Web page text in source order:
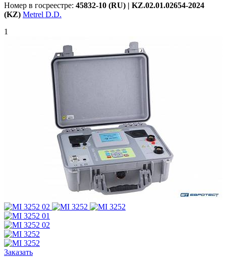
Номер в госреестре: 45832-10 (RU) | KZ.02.01.02654-2024
(KZ) Metrel D.D.
1
Заказать